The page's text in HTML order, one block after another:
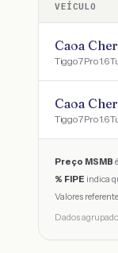
VEÍCULO
Caoa
Tiggo 7 Pro 1.6
Caoa
Tiggo 7 Pro 1.6
Preço MSMB
% FIPE indica
Valores
Dados